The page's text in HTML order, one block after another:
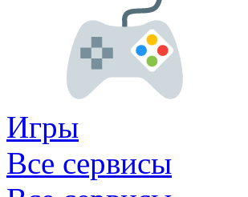
Игры
Все сервисы